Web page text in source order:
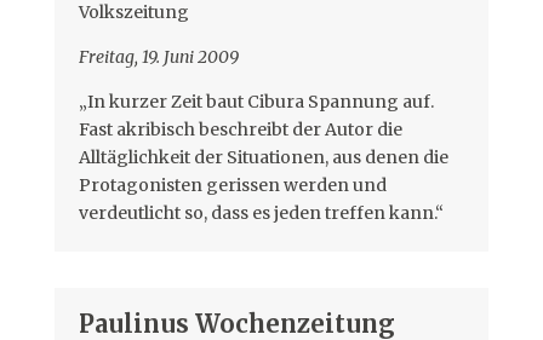
Volkszeitung
Freitag, 19. Juni 2009
„In kurzer Zeit baut Cibura Spannung auf.
Fast akribisch beschreibt der Autor die
Alltäglichkeit der Situationen, aus denen die
Protagonisten gerissen werden und
verdeutlicht so, dass es jeden treffen kann.“
Paulinus Wochenzeitung